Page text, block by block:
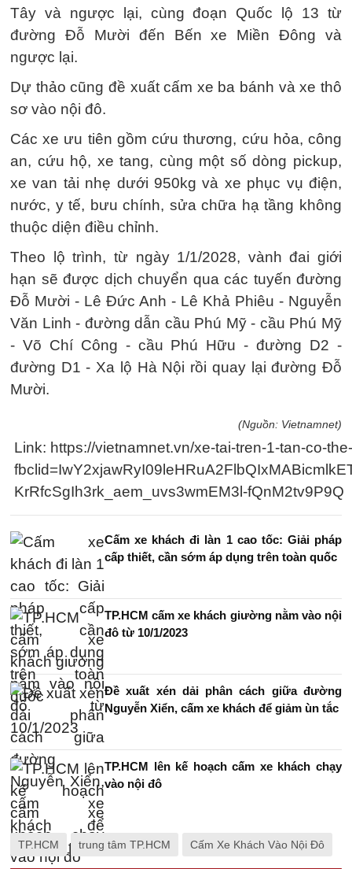
Tây và ngược lại, cùng đoạn Quốc lộ 13 từ
đường Đỗ Mười đến Bến xe Miền Đông và
ngược lại.
Dự thảo cũng đề xuất cấm xe ba bánh và xe thô
sơ vào nội đô.
Các xe ưu tiên gồm cứu thương, cứu hỏa, công
an, cứu hộ, xe tang, cùng một số dòng pickup,
xe van tải nhẹ dưới 950kg và xe phục vụ điện,
nước, y tế, bưu chính, sửa chữa hạ tầng không
thuộc diện điều chỉnh.
Theo lộ trình, từ ngày 1/1/2028, vành đai giới
hạn sẽ được dịch chuyển qua các tuyến đường
Đỗ Mười - Lê Đức Anh - Lê Khả Phiêu - Nguyễn
Văn Linh - đường dẫn cầu Phú Mỹ - cầu Phú Mỹ
- Võ Chí Công - cầu Phú Hữu - đường D2 -
đường D1 - Xa lộ Hà Nội rồi quay lại đường Đỗ
Mười.
(Nguồn: Vietnamnet)
Link: https://vietnamnet.vn/xe-tai-tren-1-tan-co-
KrRfcSgIh3rk_aem_uvs3wmEM3l-fQnM2tv9P9Q
Cấm xe khách đi làn 1 cao tốc: Giải pháp
cấp thiết, cần sớm áp dụng trên toàn quốc
TP.HCM cấm xe khách giường nằm vào nội
đô từ 10/1/2023
Đề xuất xén dải phân cách giữa đường
Nguyễn Xiển, cấm xe khách để giảm ùn tắc
TP.HCM lên kế hoạch cấm xe khách chạy
vào nội đô
TP.HCM trung tâm TP.HCM Cấm Xe Khách Vào Nội Đô